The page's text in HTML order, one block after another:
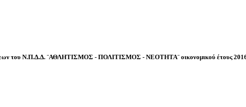
του Ν.Π.Δ.Δ. ¨ΑΘΛΗΤΙΣΜΟΣ - ΠΟΛΙΤΙΣΜΟΣ - ΝΕΟΤΗΤΑ¨ οικονομικού έτους